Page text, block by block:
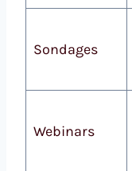
Sondages
Webinars